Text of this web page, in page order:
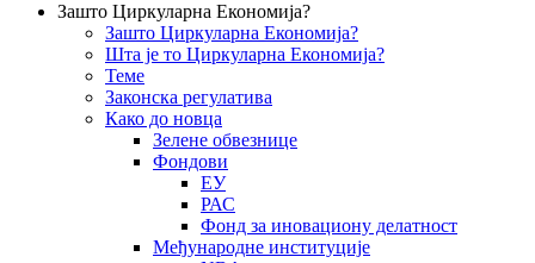
navigation
Зашто Циркуларна Економија?
Зашто Циркуларна Економија?
Шта је то Циркуларна Економија?
Теме
Законска регулатива
Како до новца
Зелене обвезнице
Фондови
ЕУ
РАС
Фонд за иновациону делатност
Међународне институције